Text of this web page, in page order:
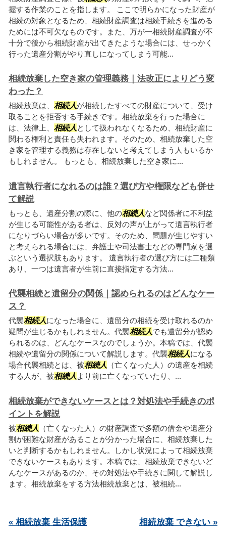
握する作業のことを指します。 ここで明らかになった財産が
相続の対象となるため、相続財産調査は相続手続きを進める
ためには不可欠なものです。また、万が一相続財産調査が不
十分で後から相続財産が出てきたような場合には、せっかく
行った遺産分割がやり直しになってしまう可能...
相続放棄した空き家の管理義務｜法改正によりどう変
わった？
相続放棄は、 相続人が相続したすべての財産について、受け
取ることを拒否する手続きです。相続放棄を行った場合に
は、法律上、 相続人 として扱われなくなるため、相続財産に
関わる権利と責任も失われます。そのため、相続放棄した空
き家を管理する義務は存在しないと考えてしまう人もいるか
もしれません。 もっとも、相続放棄した空き家に...
遺言執行者になれるのは誰？選び方や権限なども併せ
て解説
もっとも、遺産分割の際に、他の相続人など関係者に不利益
が生じる可能性がある者は、反対の声が上がって遺言執行者
になりづらい場合が多いです。そのため、問題が生じやすい
と考えられる場合には、弁護士や司法書士などの専門家を選
ぶという選択肢もあります。 遺言執行者の選び方には二種類
あり、一つは遺言者が生前に直接指定する方法...
代襲相続と遺留分の関係｜認められるのはどんなケー
ス？
代襲相続人になった場合に、遺留分の相続を受け取れるのか
疑問が生じるかもしれません。代襲相続人でも遺留分が認め
られるのは、どんなケースなのでしょうか。本稿では、代襲
相続や遺留分の関係について解説します。代襲相続人になる
場合代襲相続とは、被相続人
（亡くなった人）の遺産を相続
する人が、被相続人 より前に亡くなっていたり、...
相続放棄ができないケースとは？対処法や手続きのポ
イントを解説
被相続人
（亡くなった人）の財産調査で多額の借金や遺産分
割が困難な財産があることが分かった場合に、相続放棄した
いと判断するかもしれません。しかし状況によって相続放棄
できないケースもあります。本稿では、相続放棄できないど
んなケースがあるのか、その対処法や手続きに関して解説し
ます。相続放棄をする方法相続放棄とは、被相続...
« 相続放棄 生活保護 相続放棄 できない »